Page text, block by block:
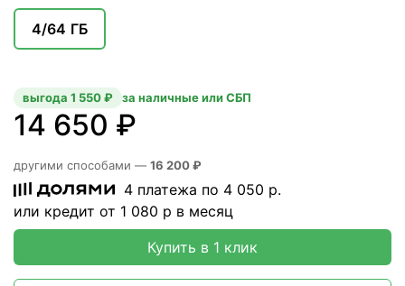
4/64 ГБ
14 650 ₽
выгода 1 550 ₽ за наличные или СБП
другими способами — 16 200 ₽
4 платежа по 4 050 р.
или кредит от 1 080 р в месяц
Купить в 1 клик